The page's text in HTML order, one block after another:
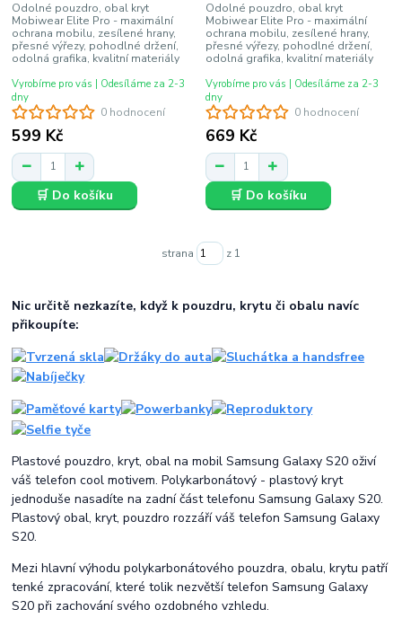
0 hodnocení
Odolné pouzdro, obal kryt
Mobiwear Elite Pro - maximální
ochrana mobilu, zesílené hrany,
přesné výřezy, pohodlné držení,
odolná grafika, kvalitní materiály
599 Kč
Vyrobíme pro vás | Odesíláme za 2-3
dny
🛒 Do košíku
0 hodnocení
Odolné pouzdro, obal kryt
Mobiwear Elite Pro - maximální
ochrana mobilu, zesílené hrany,
přesné výřezy, pohodlné držení,
odolná grafika, kvalitní materiály
669 Kč
Vyrobíme pro vás | Odesíláme za 2-3
dny
🛒 Do košíku
strana z 1
Nic určitě nezkazíte, když k pouzdru, krytu či obalu navíc
přikoupíte:
Plastové pouzdro, kryt, obal na mobil Samsung Galaxy S20 oživí
váš telefon cool motivem. Polykarbonátový - plastový kryt
jednoduše nasadíte na zadní část telefonu Samsung Galaxy S20.
Plastový obal, kryt, pouzdro rozzáří váš telefon Samsung Galaxy
S20.
Mezi hlavní výhodu polykarbonátového pouzdra, obalu, krytu patří
tenké zpracování, které tolik nezvětší telefon Samsung Galaxy
S20 při zachování svého ozdobného vzhledu.